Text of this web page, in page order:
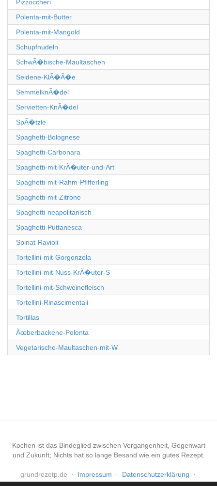
Pizzoccheri
Polenta-mit-Butter
Polenta-mit-Mangold
Schupfnudeln
SchwÃ�bische-Maultaschen
Seidene-KlÃ�Ã�e
SemmelknÃ�del
Servietten-KnÃ�del
SpÃ�tzle
Spaghetti-Bolognese
Spaghetti-Carbonara
Spaghetti-mit-KrÃ�uter-und-Art
Spaghetti-mit-Rahm-Pfifferling
Spaghetti-mit-Zitrone
Spaghetti-neapolitanisch
Spaghetti-Puttanesca
Spinat-Ravioli
Tortellini-mit-Gorgonzola
Tortellini-mit-Nuss-KrÃ�uter-S
Tortellini-mit-Schweinefleisch
Tortellini-Rinascimentali
Tortillas
Ãœberbackene-Polenta
Vegetarische-Maultaschen-mit-W
Kochen ist das Bindeglied zwischen Vergangenheit, Gegenwart
und Zukunft; Nichts hat so lange Besand wie ein gutes Rezept.
grundrezetp.de · Impressum · Datenschutzerklärung
·
Haftungsausschluss